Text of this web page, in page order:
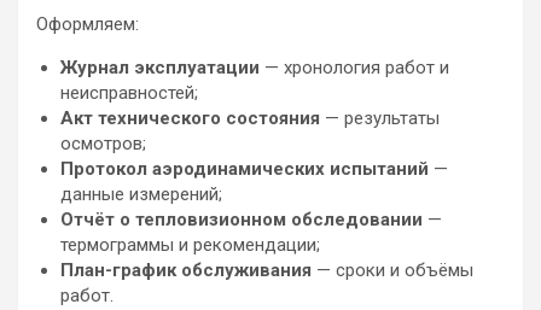
Оформляем:
Журнал эксплуатации — хронология работ и
неисправностей;
Акт технического состояния — результаты
осмотров;
Протокол аэродинамических испытаний —
данные измерений;
Отчёт о тепловизионном обследовании —
термограммы и рекомендации;
План-график обслуживания — сроки и объёмы
работ.